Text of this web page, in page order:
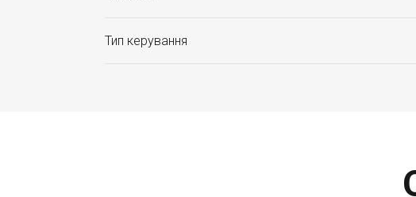
Тип керування